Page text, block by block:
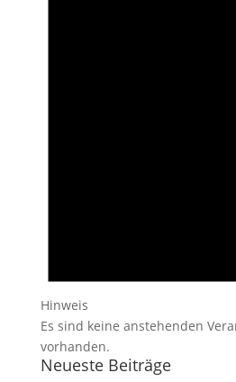
Hinweis
Es sind keine anstehenden
vorhanden.
Neueste Beiträge